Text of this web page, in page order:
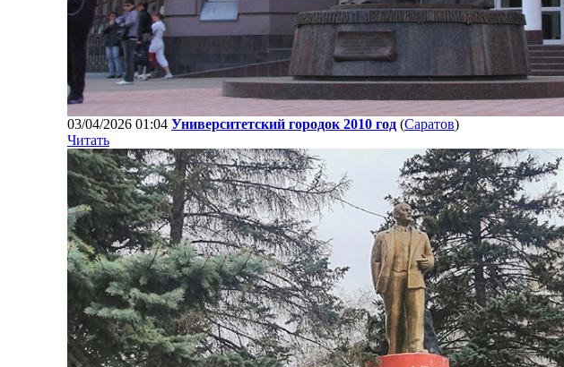
03/04/2026 01:04 Университетский городок 2010 год (Саратов)
Читать